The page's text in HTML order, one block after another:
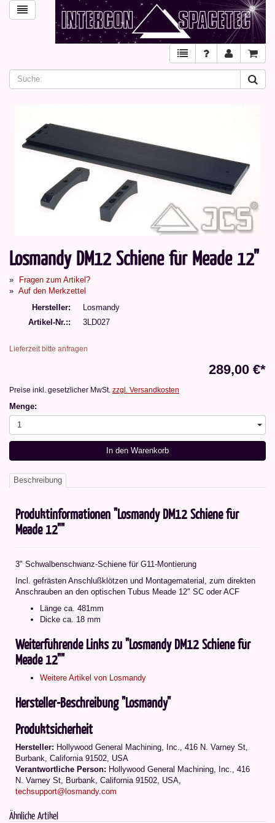
Losmandy DM12 Schiene für Meade 12"
Fragen zum Artikel?
Auf den Merkzettel
Hersteller
Losmandy
Artikel-Nr.:
3LD027
Lieferzeit bitte anfragen
289,00 €*
Preise inkl. gesetzlicher MwSt. zzgl. Versandkosten
Menge:
1
In den Warenkorb
Beschreibung
Produktinformationen "Losmandy DM12 Schiene für
Meade 12""
3" Schwalbenschwanz-Schiene für G11-Montierung
Incl. gefrästen Anschlußklötzen und Montagematerial, zum direkten
Anschrauben an den optischen Tubus Meade 12" SC oder ACF
Länge ca. 481mm
Dicke ca. 18 mm
Weiterführende Links zu "Losmandy DM12 Schiene für
Meade 12""
Weitere Artikel von Losmandy
Hersteller-Beschreibung "Losmandy"
Produktsicherheit
Hersteller: Hollywood General Machining, Inc., 416 N. Varney St,
Burbank, California 91502, USA
Verantwortliche Person: Hollywood General Machining, Inc., 416
N. Varney St, Burbank, California 91502, USA,
techsupport@losmandy.com
Ähnliche Artikel